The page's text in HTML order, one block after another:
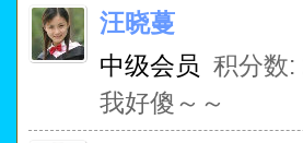
汪晓蔓
中级会员 积分数:
我好傻～～